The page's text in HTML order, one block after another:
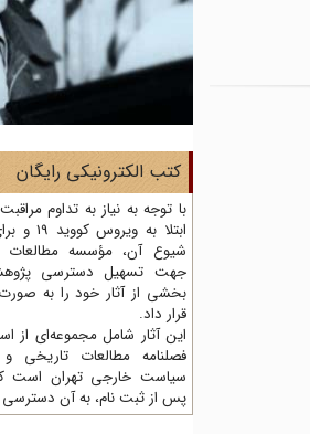
کتب الکترونیکی رایگان
با توجه به نیاز به تداوم
ابتلا به
شیوع آن، مؤسسه
جهت تسهیل دسترسی
بخشی از آثار خود را به صورت
قرار داد.
این آثار شامل مجموعه‌ای از
فصلنامه‌ مطالعات تاریخی و
سیاست خارجی تهران است که
پس از ثبت نام، به آن دسترسی